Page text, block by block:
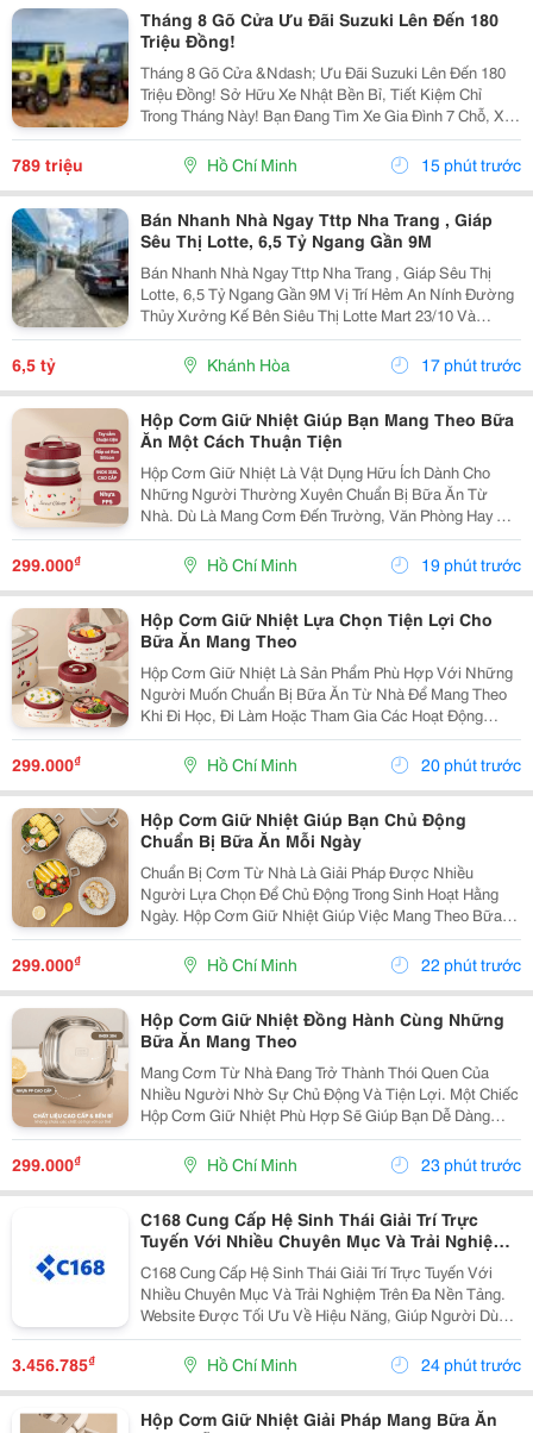
Tháng 8 Gõ Cửa Ưu Đãi Suzuki Lên Đến 180
Triệu Đồng!
Tháng 8 Gõ Cửa &Ndash; Ưu Đãi Suzuki Lên Đến 180
Triệu Đồng! Sở Hữu Xe Nhật Bền Bỉ, Tiết Kiệm Chỉ
Trong Tháng Này! Bạn Đang Tìm Xe Gia Đình 7 Chỗ, Xe
Đô Thị Cá Tính Hay Xe Thương Mại Chạy Dịch Vụ?
Suzuki Việt Nam Đang Triển Khai Chương Trình Ưu
789 triệu Hồ Chí Minh 15 phút trước
Bán Nhanh Nhà Ngay Tttp Nha Trang , Giáp
Sêu Thị Lotte, 6,5 Tỷ Ngang Gần 9M
Bán Nhanh Nhà Ngay Tttp Nha Trang , Giáp Sêu Thị
Lotte, 6,5 Tỷ Ngang Gần 9M Vị Trí Hẻm An Nính Đường
Thủy Xưởng Kế Bên Siêu Thị Lotte Mart 23/10 Và
Trường Phan Sào Nam. Cách Mặt Đường 23/10 Chỉ
100M. Chợ Và Trường Học Các Cấp Ngay Gần Bên
6,5 tỷ Khánh Hòa 17 phút trước
Hộp Cơm Giữ Nhiệt Giúp Bạn Mang Theo Bữa
Ăn Một Cách Thuận Tiện
Hộp Cơm Giữ Nhiệt Là Vật Dụng Hữu Ích Dành Cho
Những Người Thường Xuyên Chuẩn Bị Bữa Ăn Từ
Nhà. Dù Là Mang Cơm Đến Trường, Văn Phòng Hay Sử
Dụng Trong Các Chuyến Đi, Sản Phẩm Đều Mang Lại Sự
Thuận Tiện Và Giúp Bạn Chủ Động Hơn Trong Việc Sắp
Xếp Bữa...
299.000₫ Hồ Chí Minh 19 phút trước
Hộp Cơm Giữ Nhiệt Lựa Chọn Tiện Lợi Cho
Bữa Ăn Mang Theo
Hộp Cơm Giữ Nhiệt Là Sản Phẩm Phù Hợp Với Những
Người Muốn Chuẩn Bị Bữa Ăn Từ Nhà Để Mang Theo
Khi Đi Học, Đi Làm Hoặc Tham Gia Các Hoạt Động
Ngoài Trời. Với Thiết Kế Tiện Dụng, Sản Phẩm Giúp
Việc Mang Cơm Trở Nên Gọn Gàng Và Thuận Tiện Hơn
Trong...
299.000₫ Hồ Chí Minh 20 phút trước
Hộp Cơm Giữ Nhiệt Giúp Bạn Chủ Động
Chuẩn Bị Bữa Ăn Mỗi Ngày
Chuẩn Bị Cơm Từ Nhà Là Giải Pháp Được Nhiều
Người Lựa Chọn Để Chủ Động Trong Sinh Hoạt Hằng
Ngày. Hộp Cơm Giữ Nhiệt Giúp Việc Mang Theo Bữa
Ăn Trở Nên Thuận Tiện Hơn, Phù Hợp Cho Học Sinh,
Sinh Viên, Nhân Viên Văn Phòng Và Những Người
Thường Xuyên Di...
299.000₫ Hồ Chí Minh 22 phút trước
Hộp Cơm Giữ Nhiệt Đồng Hành Cùng Những
Bữa Ăn Mang Theo
Mang Cơm Từ Nhà Đang Trở Thành Thói Quen Của
Nhiều Người Nhờ Sự Chủ Động Và Tiện Lợi. Một Chiếc
Hộp Cơm Giữ Nhiệt Phù Hợp Sẽ Giúp Bạn Dễ Dàng
Chuẩn Bị Bữa Ăn Để Mang Đến Trường, Văn Phòng
Hoặc Sử Dụng Trong Những Chuyến Đi Mà Không Mất
Nhiều Thời...
299.000₫ Hồ Chí Minh 23 phút trước
C168 Cung Cấp Hệ Sinh Thái Giải Trí Trực
Tuyến Với Nhiều Chuyên Mục Và Trải Nghiệm
Trên Đa Nền Tảng. Website Được Tối Ưu Về
Hiệu Năng, Giúp Người Dùng Truy Cập Nhanh
Chóng Và Thuận Tiện.
C168 Cung Cấp Hệ Sinh Thái Giải Trí Trực Tuyến Với
Nhiều Chuyên Mục Và Trải Nghiệm Trên Đa Nền Tảng.
Website Được Tối Ưu Về Hiệu Năng, Giúp Người Dùng
Truy Cập Nhanh Chóng Và Thuận Tiện.
3.456.785₫ Hồ Chí Minh 24 phút trước
Hộp Cơm Giữ Nhiệt Giải Pháp Mang Bữa Ăn